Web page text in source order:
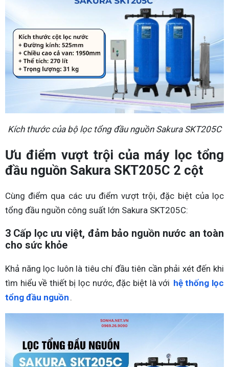
Kích thước của bộ lọc tổng đầu nguồn Sakura SKT205C
Ưu điểm vượt trội của máy lọc tổng
đầu nguồn Sakura SKT205C 2 cột
Cùng điểm qua các ưu điểm vượt trội, đặc biệt của lọc
tổng đầu nguồn công suất lớn Sakura SKT205C:
3 Cấp lọc ưu việt, đảm bảo nguồn nước an toàn
cho sức khỏe
Khả năng lọc luôn là tiêu chí đầu tiên cần phải xét đến khi
tìm hiểu về thiết bị lọc nước, đặc biệt là với hệ thống lọc
tổng đầu nguồn .